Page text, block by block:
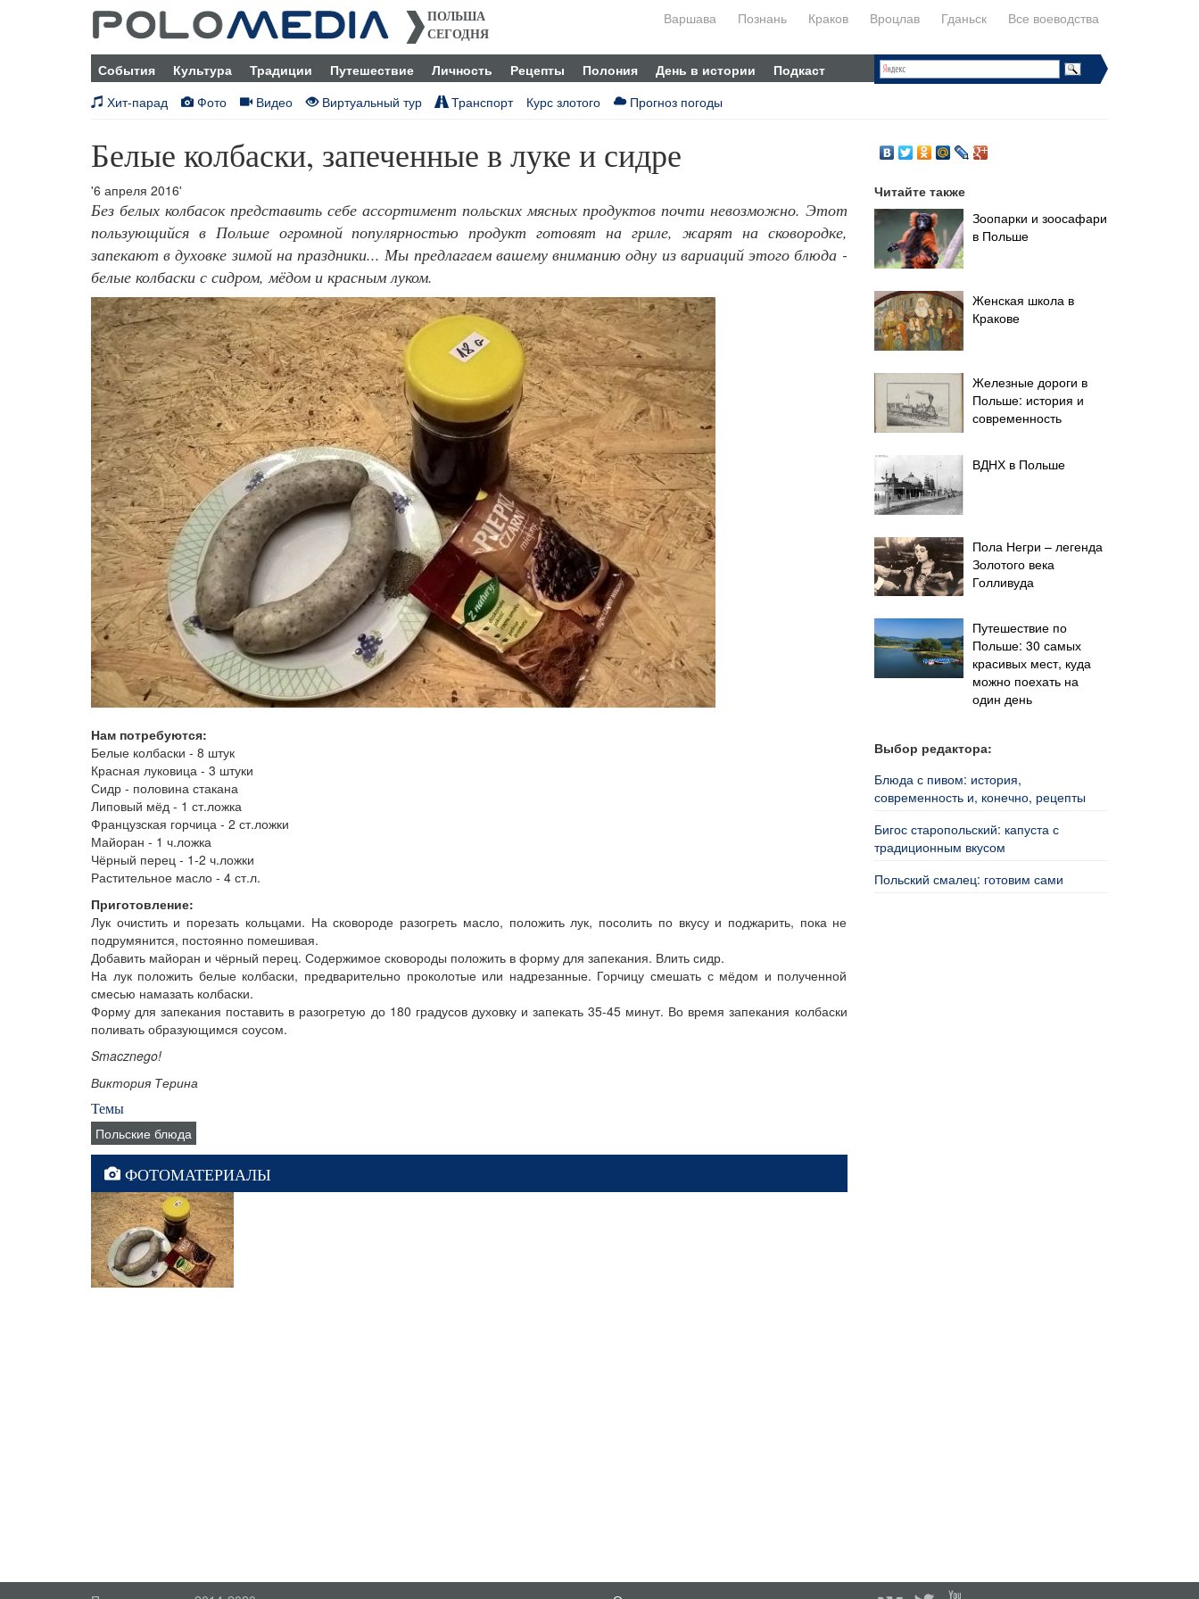
ПОЛЬША
СЕГОДНЯ
Варшава Познань Краков Вроцлав Гданьск Все воеводства
События Культура Традиции Путешествие Личность Рецепты Полония День в истории
Подкаст
Хит-парад
Фото Видео Виртуальный тур Транспорт Курс злотого Прогноз погоды
Белые колбаски, запеченные в луке и сидре
'6 апреля 2016'
Без белых колбасок представить себе ассортимент польских мясных продуктов почти невозможно. Этот
пользующийся в Польше огромной популярностью продукт готовят на гриле, жарят на сковородке,
запекают в духовке зимой на праздники... Мы предлагаем вашему вниманию одну из вариаций этого блюда -
белые колбаски с сидром, мёдом и красным луком.
Нам потребуются:
Белые колбаски - 8 штук
Красная луковица - 3 штуки
Сидр - половина стакана
Липовый мёд - 1 ст.ложка
Французская горчица - 2 ст.ложки
Майоран - 1 ч.ложка
Чёрный перец - 1-2 ч.ложки
Растительное масло - 4 ст.л.
Приготовление:
Лук очистить и порезать кольцами. На сковороде разогреть масло, положить лук, посолить по вкусу и поджарить, пока не
подрумянится, постоянно помешивая.
Добавить майоран и чёрный перец. Содержимое сковороды положить в форму для запекания. Влить сидр.
На лук положить белые колбаски, предварительно проколотые или надрезанные. Горчицу смешать с мёдом и полученной
смесью намазать колбаски.
Форму для запекания поставить в разогретую до 180 градусов духовку и запекать 35-45 минут. Во время запекания колбаски
поливать образующимся соусом.
Smacznego!
Виктория Терина
Темы
Польские блюда
ФОТОМАТЕРИАЛЫ
Читайте также
Зоопарки и зоосафари
в Польше
Женская школа в
Кракове
Железные дороги в
Польше: история и
современность
ВДНХ в Польше
Пола Негри – легенда
Золотого века
Голливуда
Путешествие по
Польше: 30 самых
красивых мест, куда
можно поехать на
один день
Выбор редактора:
Блюда с пивом: история,
современность и, конечно, рецепты
Бигос старопольский: капуста с
традиционным вкусом
Польский смалец: готовим сами